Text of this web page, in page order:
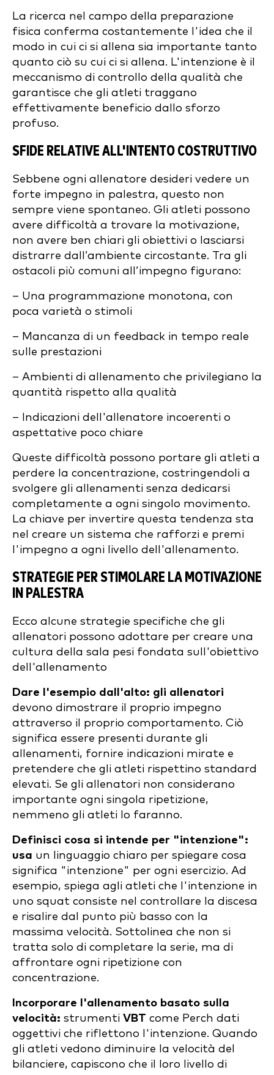
La ricerca nel campo della preparazione
fisica conferma costantemente l'idea che il
modo in cui ci si allena sia importante tanto
quanto ciò su cui ci si allena. L'intenzione è il
meccanismo di controllo della qualità che
garantisce che gli atleti traggano
effettivamente beneficio dallo sforzo
profuso.
SFIDE RELATIVE ALL'INTENTO COSTRUTTIVO
Sebbene ogni allenatore desideri vedere un
forte impegno in palestra, questo non
sempre viene spontaneo. Gli atleti possono
avere difficoltà a trovare la motivazione,
non avere ben chiari gli obiettivi o lasciarsi
distrarre dall’ambiente circostante. Tra gli
ostacoli più comuni all’impegno figurano:
– Una programmazione monotona, con
poca varietà o stimoli
– Mancanza di un feedback in tempo reale
sulle prestazioni
– Ambienti di allenamento che privilegiano la
quantità rispetto alla qualità
– Indicazioni dell'allenatore incoerenti o
aspettative poco chiare
Queste difficoltà possono portare gli atleti a
perdere la concentrazione, costringendoli a
svolgere gli allenamenti senza dedicarsi
completamente a ogni singolo movimento.
La chiave per invertire questa tendenza sta
nel creare un sistema che rafforzi e premi
l'impegno a ogni livello dell'allenamento.
STRATEGIE PER STIMOLARE LA MOTIVAZIONE
IN PALESTRA
Ecco alcune strategie specifiche che gli
allenatori possono adottare per creare una
cultura della sala pesi fondata sull'obiettivo
dell'allenamento
Dare l'esempio dall'alto: gli allenatori
devono dimostrare il proprio impegno
attraverso il proprio comportamento. Ciò
significa essere presenti durante gli
allenamenti, fornire indicazioni mirate e
pretendere che gli atleti rispettino standard
elevati. Se gli allenatori non considerano
importante ogni singola ripetizione,
nemmeno gli atleti lo faranno.
Definisci cosa si intende per "intenzione":
usa un linguaggio chiaro per spiegare cosa
significa "intenzione" per ogni esercizio. Ad
esempio, spiega agli atleti che l'intenzione in
uno squat consiste nel controllare la discesa
e risalire dal punto più basso con la
massima velocità. Sottolinea che non si
tratta solo di completare la serie, ma di
affrontare ogni ripetizione con
concentrazione.
Incorporare l'allenamento basato sulla
velocità: strumenti VBT come Perch dati
oggettivi che riflettono l'intenzione. Quando
gli atleti vedono diminuire la velocità del
bilanciere, capiscono che il loro livello di